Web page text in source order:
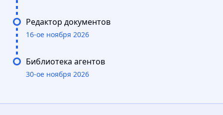
Редактор документов
16-ое ноября 2026
Библиотека агентов
30-ое ноября 2026